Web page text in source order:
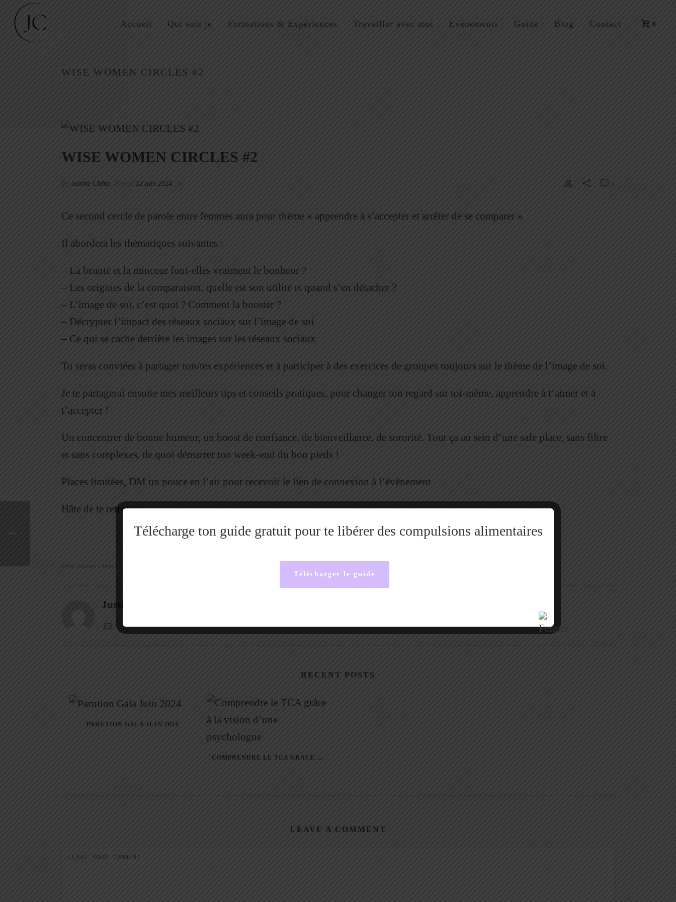
Accueil Qui suis je Formations & Expériences Travailler avec moi Evènements Guide Blog Contact 0
WISE WOMEN CIRCLES #2
WISE WOMEN CIRCLES #2
By Justine Chêne Posted 12 juin 2024 In 0
Ce second cercle de parole entre femmes aura pour thème « apprendre à s’accepter et arrêter de se comparer »
Il abordera les thématiques suivantes :
– La beauté et la minceur font-elles vraiment le bonheur ?
– Les origines de la comparaison, quelle est son utilité et quand s’en détacher ?
– L’image de soi, c’est quoi ? Comment la booster ?
– Décrypter l’impact des réseaux sociaux sur l’image de soi
– Ce qui se cache derrière les images sur les réseaux sociaux
Tu seras conviées à partager ton/tes expériences et à participer à des exercices de groupes toujours sur le thème de l’image de soi.
Je te partagerai ensuite mes meilleurs tips et conseils pratiques, pour changer ton regard sur toi-même, apprendre à t’aimer et à
t’accepter !
Un concentrer de bonne humeur, un boost de confiance, de bienveillance, de sororité. Tout ça au sein d’une safe place, sans filtre
et sans complexes, de quoi démarrer ton week-end du bon pieds !
Places limitées, DM un pouce en l’air pour recevoir le lien de connexion à l’évènement
Hâte de te retrouver
Wise Women Circles
Justine Chêne
RECENT POSTS
PARUTION GALA JUIN 2024
COMPRENDRE LE TCA GRÂCE À LA VISION D’UNE PSYCHOLOGUE
LEAVE A COMMENT
Télécharge ton guide gratuit pour te libérer des compulsions alimentaires
Télécharger le guide